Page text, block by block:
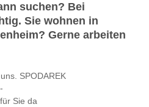
suchen? Bei
Sie wohnen in
Gerne arbeiten
SPODAREK
-
Sie da